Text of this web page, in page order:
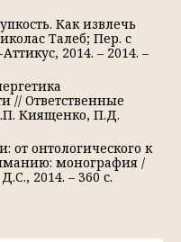
Как извлечь
Талеб; Пер. с
2014. – 2014. –
// Ответственные
Киященко, П.Д.
онтологического к
монография /
2014. – 360 с.